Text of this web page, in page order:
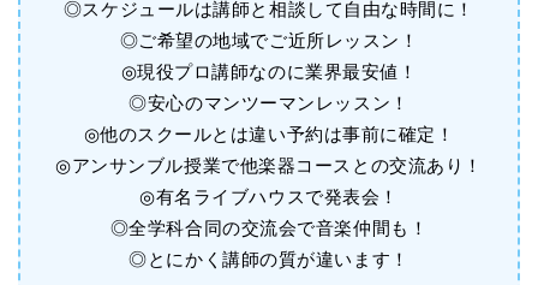
◎スケジュールは講師と相談して自由な時間に！
◎ご希望の地域でご近所レッスン！
◎現役プロ講師なのに業界最安値！
◎安心のマンツーマンレッスン！
◎他のスクールとは違い予約は事前に確定！
◎アンサンブル授業で他楽器コースとの交流あり！
◎有名ライブハウスで発表会！
◎全学科合同の交流会で音楽仲間も！
◎とにかく講師の質が違います！